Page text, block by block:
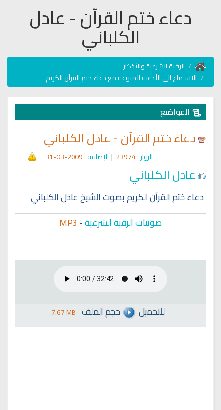
دعاء ختم القرآن - عادل
الكلباني
الرقية الشرعية والأذكار
الاستماع الى الأدعية المنوعة مع دعاء ختم القرآن الكريم
المواضيع
دعاء ختم القرآن - عادل الكلباني
الزوار: 23974
| الإضافة: 2009-03-31
عادل الكلباني
دعاء ختم القرآن الكريم بصوت الشيخ عادل الكلباني
صوتيات الرقية الشرعية-
MP3
7.67 MB- للتحميل حجم الملف